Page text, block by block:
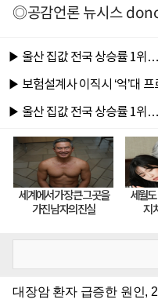
◎공감언론 뉴시스